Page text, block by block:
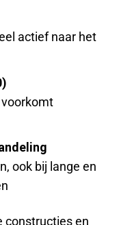
actief naar het
ook bij lange en
constructies en